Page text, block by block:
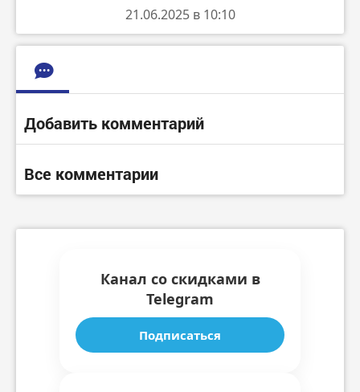
21.06.2025 в 10:10
Добавить комментарий
Все комментарии
Канал со скидками в
Telegram
Подписаться